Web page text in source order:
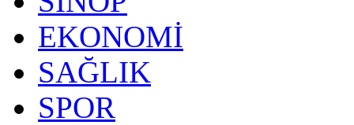
EKONOMİ
SAĞLIK
SPOR